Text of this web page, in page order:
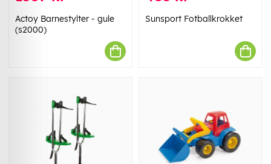
Actoy Barnestylter - gule
(s2000)
Sunsport Fotballkrokket